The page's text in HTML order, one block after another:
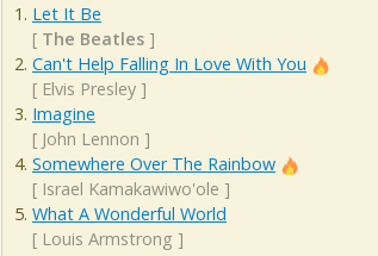
Let It Be
[ The Beatles ]
Can't Help Falling In Love With You
[ Elvis Presley ]
Imagine
[ John Lennon ]
Somewhere Over The Rainbow
[ Israel Kamakawiwo'ole ]
What A Wonderful World
[ Louis Armstrong ]